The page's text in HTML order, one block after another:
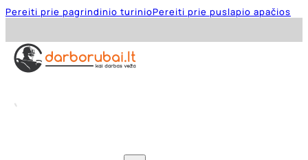
Pereiti prie pagrindinio turinioPereiti prie puslapio apačios